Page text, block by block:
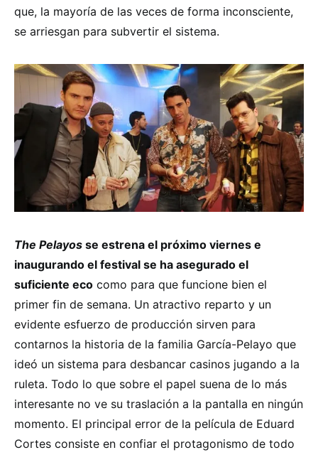
que, la mayoría de las veces de forma inconsciente,
se arriesgan para subvertir el sistema.
The Pelayos se estrena el próximo viernes e
inaugurando el festival se ha asegurado el
suficiente eco como para que funcione bien el
primer fin de semana. Un atractivo reparto y un
evidente esfuerzo de producción sirven para
contarnos la historia de la familia García-Pelayo que
ideó un sistema para desbancar casinos jugando a la
ruleta. Todo lo que sobre el papel suena de lo más
interesante no ve su traslación a la pantalla en ningún
momento. El principal error de la película de Eduard
Cortes consiste en confiar el protagonismo de todo